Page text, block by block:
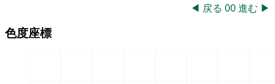
◀ 戻る 00進む ▶
色度座標